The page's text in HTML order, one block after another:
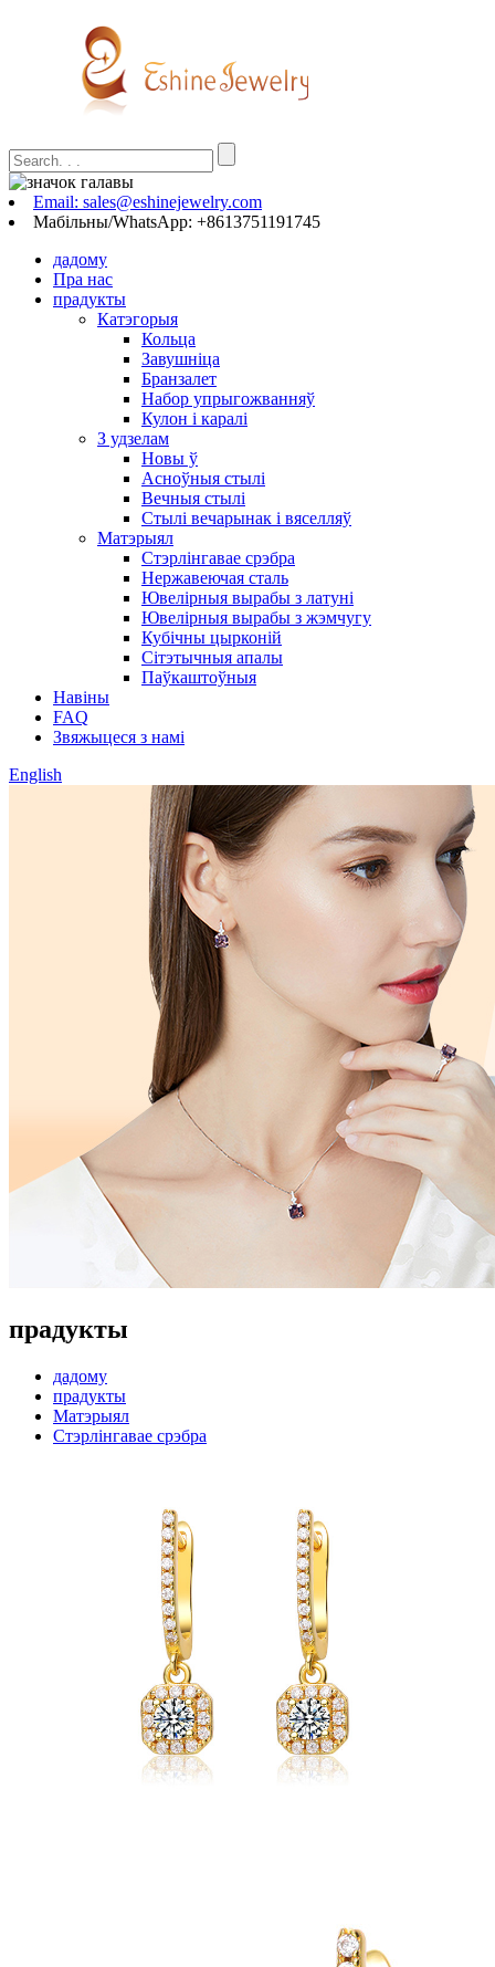
Email: sales@eshinejewelry.com
Мабільны/WhatsApp: +8613751191745
дадому
Пра нас
прадукты
Катэгорыя
Кольца
Завушніца
Бранзалет
Набор упрыгожванняў
Кулон і каралі
З удзелам
Новы ў
Асноўныя стылі
Вечныя стылі
Стылі вечарынак і вяселляў
Матэрыял
Стэрлінгавае срэбра
Нержавеючая сталь
Ювелірныя вырабы з латуні
Ювелірныя вырабы з жэмчугу
Кубічны цырконій
Сітэтычныя апалы
Паўкаштоўныя
Навіны
FAQ
Звяжыцеся з намі
English
прадукты
дадому
прадукты
Матэрыял
Стэрлінгавае срэбра